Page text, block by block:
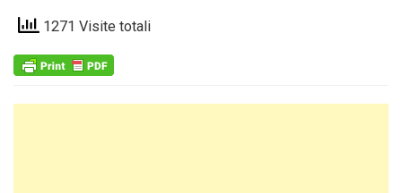
1271 Visite totali